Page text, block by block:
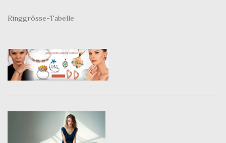
Ringgrösse-Tabelle